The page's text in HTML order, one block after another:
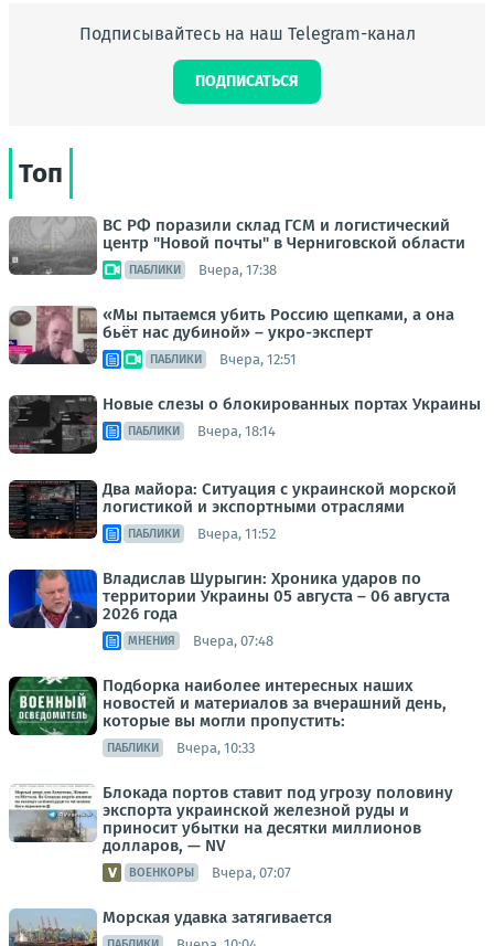
Подписывайтесь на наш Telegram-канал
ПОДПИСАТЬСЯ
Топ
ВС РФ поразили склад ГСМ и логистический
центр "Новой почты" в Черниговской области
ПАБЛИКИ Вчера, 17:38
«Мы пытаемся убить Россию щепками, а она
бьёт нас дубиной» – укро-эксперт
ПАБЛИКИ Вчера, 12:51
Новые слезы о блокированных портах Украины
ПАБЛИКИ Вчера, 18:14
Два майора: Ситуация с украинской морской
логистикой и экспортными отраслями
ПАБЛИКИ Вчера, 11:52
Владислав Шурыгин: Хроника ударов по
территории Украины 05 августа – 06 августа
2026 года
МНЕНИЯ Вчера, 07:48
Подборка наиболее интересных наших
новостей и материалов за вчерашний день,
которые вы могли пропустить:
ПАБЛИКИ Вчера, 10:33
Блокада портов ставит под угрозу половину
экспорта украинской железной руды и
приносит убытки на десятки миллионов
долларов, — NV
ВОЕНКОРЫ Вчера, 07:07
Морская удавка затягивается